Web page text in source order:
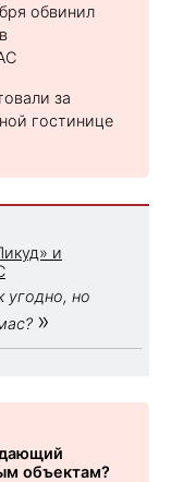
обвинил
за
гостинице
и
угодно, но
»
объектам?